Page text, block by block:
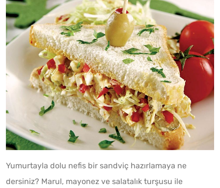
Yumurtayla dolu nefis bir sandviç hazırlamaya ne
dersiniz? Marul, mayonez ve salatalık turşusu ile